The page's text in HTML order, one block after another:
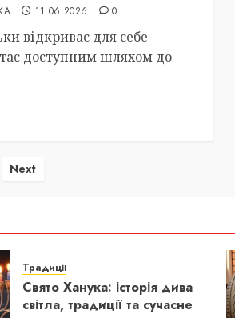
11.06.2026 0
відкриває для себе
доступним шляхом до
Next
Традиції
Свято Ханука: історія дива
світла, традиції та сучасне